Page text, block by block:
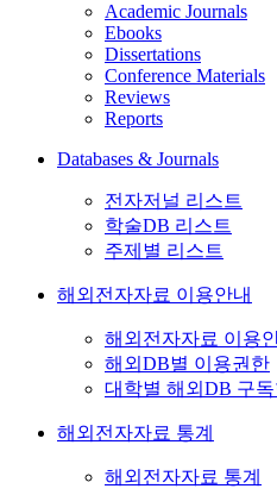
Academic Journals
Ebooks
Dissertations
Conference Materials
Reviews
Reports
Databases & Journals
전자저널 리스트
학술DB 리스트
주제별 리스트
해외전자자료 이용안내
해외전자자료 이용
해외DB별 이용권한
대학별 해외DB 구
해외전자자료 통계
해외전자자료 통계